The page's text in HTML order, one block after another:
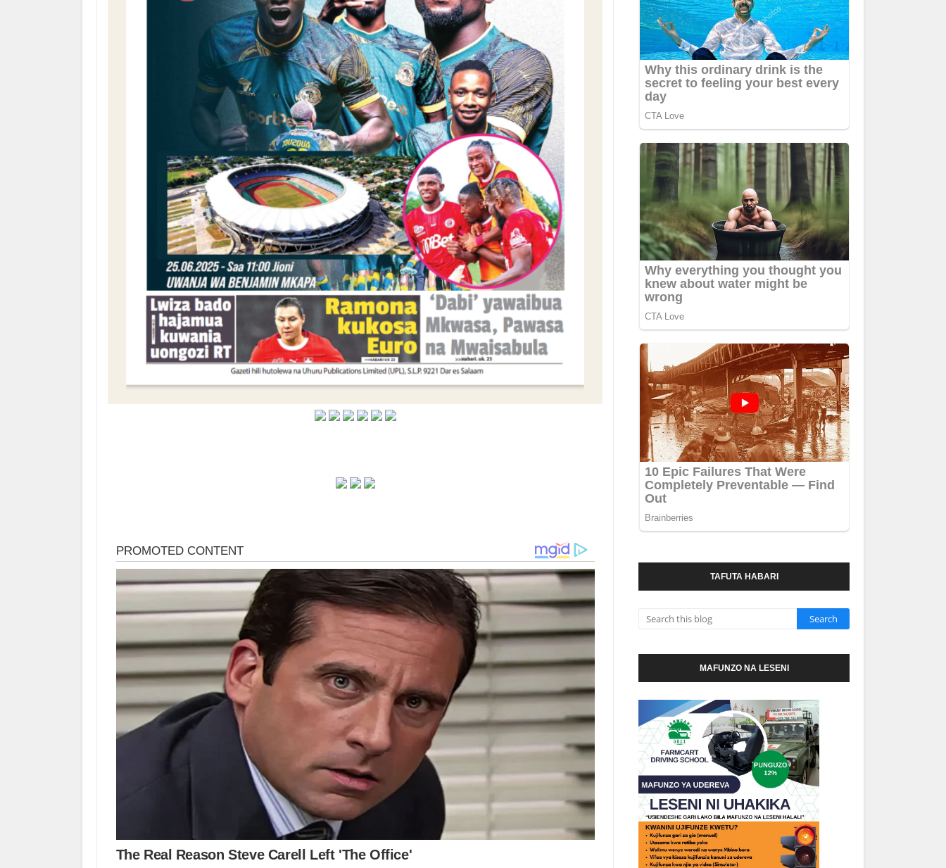
TAFUTA HABARI
MAFUNZO NA LESENI